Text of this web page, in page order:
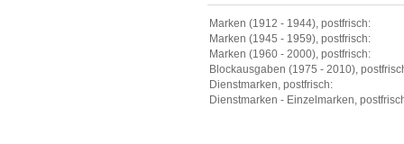
Marken (1912 - 1944), postfrisch:
Marken (1945 - 1959), postfrisch:
Marken (1960 - 2000), postfrisch:
Blockausgaben (1975 - 2010),
Dienstmarken, postfrisch:
Dienstmarken - Einzelmarken,